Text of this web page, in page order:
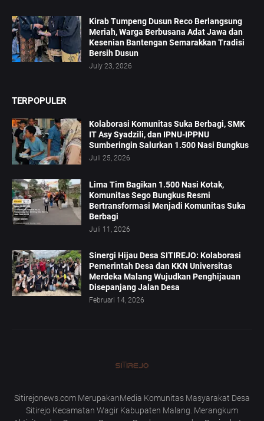
Kirab Tumpeng Dusun Reco Berlangsung
Meriah, Warga Berbusana Adat Jawa dan
Kesenian Bantengan Semarakkan Tradisi
Bersih Dusun
July 23, 2026
TERPOPULER
Kolaborasi Komunitas Suka Berbagi, SMK
IT Asy Syadzili, dan IPNU-IPPNU
Sumberingin Salurkan 1.500 Nasi Bungkus
Juli 25, 2026
Lima Tim Bagikan 1.500 Nasi Kotak,
Komunitas Sego Bungkus Resmi
Bertransformasi Menjadi Komunitas Suka
Berbagi
Juli 11, 2026
Sinergi Hijau Desa SITIREJO: Kolaborasi
Pemerintah Desa dan KKN Universitas
Merdeka Malang Wujudkan Penghijauan
Disepanjang Jalan Desa
Februari 14, 2026
Sitirejonews.com MerupakanMedia Komunitas Masyarakat Desa
Sitirejo Kecamatan Wagir Kabupaten Malang. Merangkum